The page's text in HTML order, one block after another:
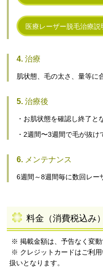
医療レーザー脱毛治療説
4.治療
肌状態、毛の太さ、量等に
5.治療後
・お肌状態を確認し終了と
・2週間〜3週間で毛が抜け
6. メンテナンス
6週間～8週間毎に数回レー
料金（消費税込み）
※ 掲載金額は、予告なく変動
※ クレジットカードはご利
扱いとなります。